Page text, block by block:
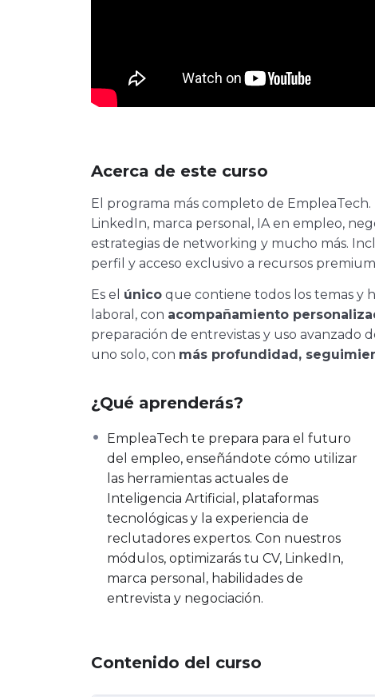
Acerca de este curso
El programa más completo de
LinkedIn, marca personal, IA en empleo,
estrategias de networking y mucho más.
perfil y acceso exclusivo a recursos
Es el único que contiene todos los temas y
laboral, con acompañamiento
preparación de entrevistas y uso avanzado
uno solo, con más profundidad,
¿Qué aprenderás?
EmpleaTech te prepara para el futuro
del empleo, enseñándote cómo utilizar
las herramientas actuales de
Inteligencia Artificial, plataformas
tecnológicas y la experiencia de
reclutadores expertos. Con nuestros
módulos, optimizarás tu CV, LinkedIn,
marca personal, habilidades de
entrevista y negociación.
Contenido del curso